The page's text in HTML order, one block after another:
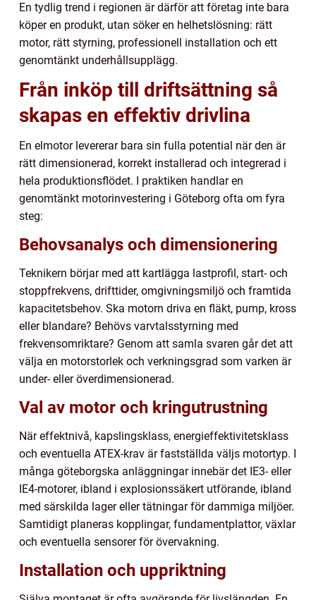
En tydlig trend i regionen är därför att företag inte bara
köper en produkt, utan söker en helhetslösning: rätt
motor, rätt styrning, professionell installation och ett
genomtänkt underhållsupplägg.
Från inköp till driftsättning så
skapas en effektiv drivlina
En elmotor levererar bara sin fulla potential när den är
rätt dimensionerad, korrekt installerad och integrerad i
hela produktionsflödet. I praktiken handlar en
genomtänkt motorinvestering i Göteborg ofta om fyra
steg:
Behovsanalys och dimensionering
Teknikern börjar med att kartlägga lastprofil, start- och
stoppfrekvens, drifttider, omgivningsmiljö och framtida
kapacitetsbehov. Ska motorn driva en fläkt, pump, kross
eller blandare? Behövs varvtalsstyrning med
frekvensomriktare? Genom att samla svaren går det att
välja en motorstorlek och verkningsgrad som varken är
under- eller överdimensionerad.
Val av motor och kringutrustning
När effektnivå, kapslingsklass, energieffektivitetsklass
och eventuella ATEX-krav är fastställda väljs motortyp. I
många göteborgska anläggningar innebär det IE3- eller
IE4-motorer, ibland i explosionssäkert utförande, ibland
med särskilda lager eller tätningar för dammiga miljöer.
Samtidigt planeras kopplingar, fundamentplattor, växlar
och eventuella sensorer för övervakning.
Installation och uppriktning